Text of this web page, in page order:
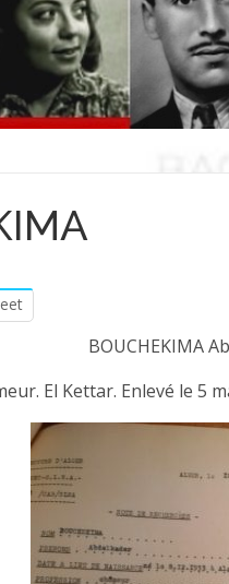
BOUCHEKIMA
El Kettar. Enlevé le 5